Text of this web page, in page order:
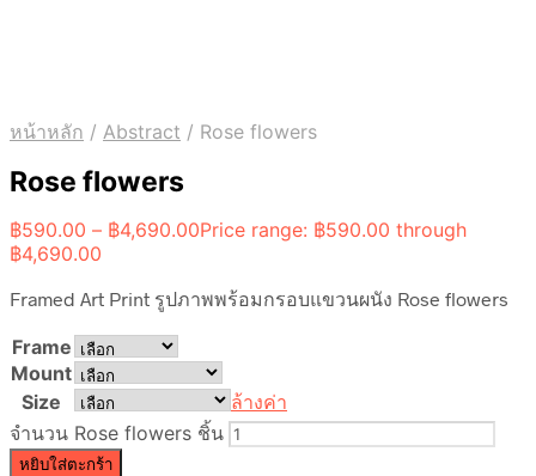
หน้าหลัก / Abstract / Rose flowers
Rose flowers
฿590.00 – ฿4,690.00Price range: ฿590.00 through
฿4,690.00
Framed Art Print รูปภาพพร้อมกรอบแขวนผนัง Rose flowers
Frame
Mount
Size
ล้างค่า
จำนวน Rose flowers ชิ้น
หยิบใส่ตะกร้า